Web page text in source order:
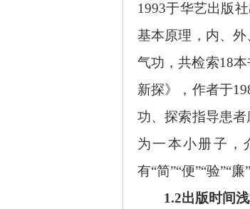
1993于华艺出版
基本原理，内、
气功，共检索18
新探》，作者于
功、探索指导患
为一本小册子，
有“简”“便”“验”“
1.2出版时间